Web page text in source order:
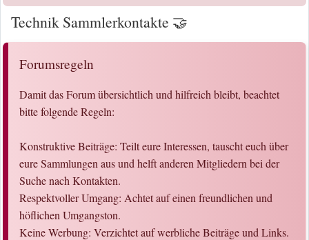
Technik Sammlerkontakte 🤝
Forumsregeln
Damit das Forum übersichtlich und hilfreich bleibt, beachtet
bitte folgende Regeln:
Konstruktive Beiträge: Teilt eure Interessen, tauscht euch über
eure Sammlungen aus und helft anderen Mitgliedern bei der
Suche nach Kontakten.
Respektvoller Umgang: Achtet auf einen freundlichen und
höflichen Umgangston.
Keine Werbung: Verzichtet auf werbliche Beiträge und Links.